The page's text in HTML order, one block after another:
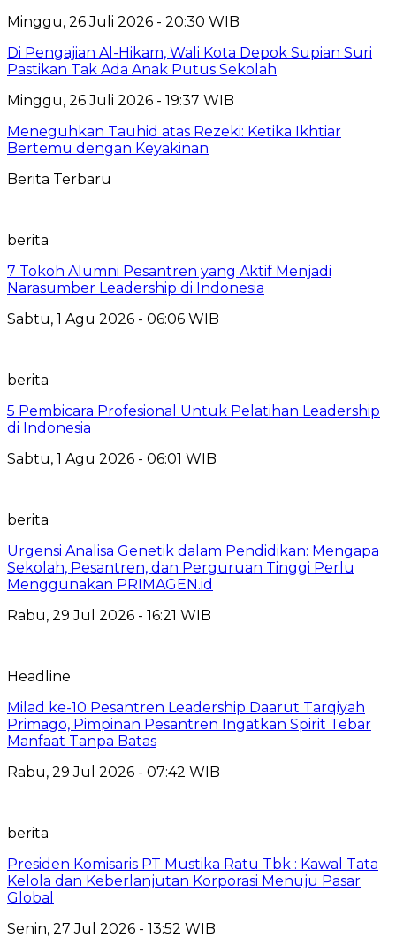
Minggu, 26 Juli 2026 - 20:30 WIB
Di Pengajian Al-Hikam, Wali Kota Depok Supian Suri
Pastikan Tak Ada Anak Putus Sekolah
Minggu, 26 Juli 2026 - 19:37 WIB
Meneguhkan Tauhid atas Rezeki: Ketika Ikhtiar
Bertemu dengan Keyakinan
Berita Terbaru
berita
7 Tokoh Alumni Pesantren yang Aktif Menjadi
Narasumber Leadership di Indonesia
Sabtu, 1 Agu 2026 - 06:06 WIB
berita
5 Pembicara Profesional Untuk Pelatihan Leadership
di Indonesia
Sabtu, 1 Agu 2026 - 06:01 WIB
berita
Urgensi Analisa Genetik dalam Pendidikan: Mengapa
Sekolah, Pesantren, dan Perguruan Tinggi Perlu
Menggunakan PRIMAGEN.id
Rabu, 29 Jul 2026 - 16:21 WIB
Headline
Milad ke-10 Pesantren Leadership Daarut Tarqiyah
Primago, Pimpinan Pesantren Ingatkan Spirit Tebar
Manfaat Tanpa Batas
Rabu, 29 Jul 2026 - 07:42 WIB
berita
Presiden Komisaris PT Mustika Ratu Tbk : Kawal Tata
Kelola dan Keberlanjutan Korporasi Menuju Pasar
Global
Senin, 27 Jul 2026 - 13:52 WIB